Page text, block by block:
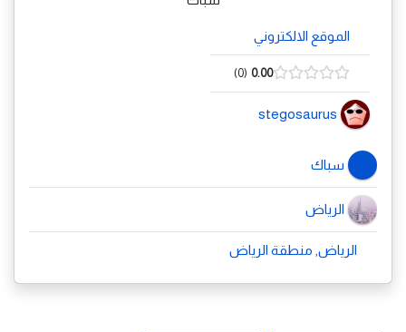
الموقع الالكتروني
0.00
0
stegosaurus
سباك
الرياض
الرياض, منطقة الرياض